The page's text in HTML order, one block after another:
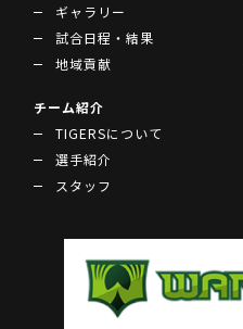
ギャラリー
試合日程・結果
地域貢献
チーム紹介
TIGERSについて
選手紹介
スタッフ